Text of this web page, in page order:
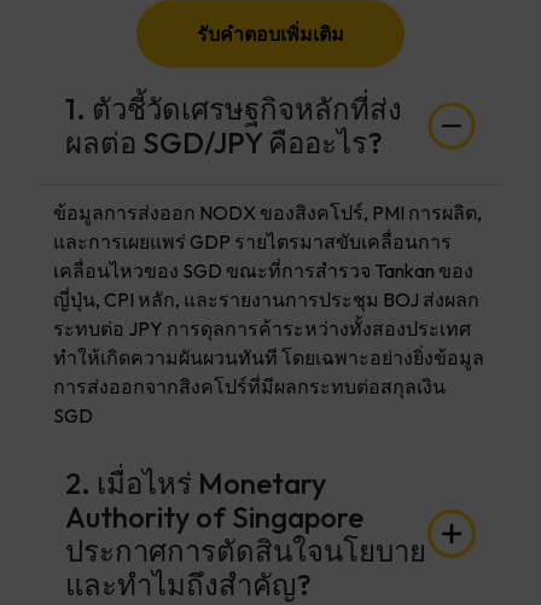
รับคำตอบเพิ่มเติม
1. ตัวชี้วัดเศรษฐกิจหลักที่ส่ง
ผลต่อ SGD/JPY คืออะไร?
ข้อมูลการส่งออก NODX ของสิงคโปร์, PMI การผลิต,
และการเผยแพร่ GDP รายไตรมาสขับเคลื่อนการ
เคลื่อนไหวของ SGD ขณะที่การสำรวจ Tankan ของ
ญี่ปุ่น, CPI หลัก, และรายงานการประชุม BOJ ส่งผลก
ระทบต่อ JPY การดุลการค้าระหว่างทั้งสองประเทศ
ทำให้เกิดความผันผวนทันที โดยเฉพาะอย่างยิ่งข้อมูล
การส่งออกจากสิงคโปร์ที่มีผลกระทบต่อสกุลเงิน
SGD
2. เมื่อไหร่ Monetary
Authority of Singapore
ประกาศการตัดสินใจนโยบาย
และทำไมถึงสำคัญ?